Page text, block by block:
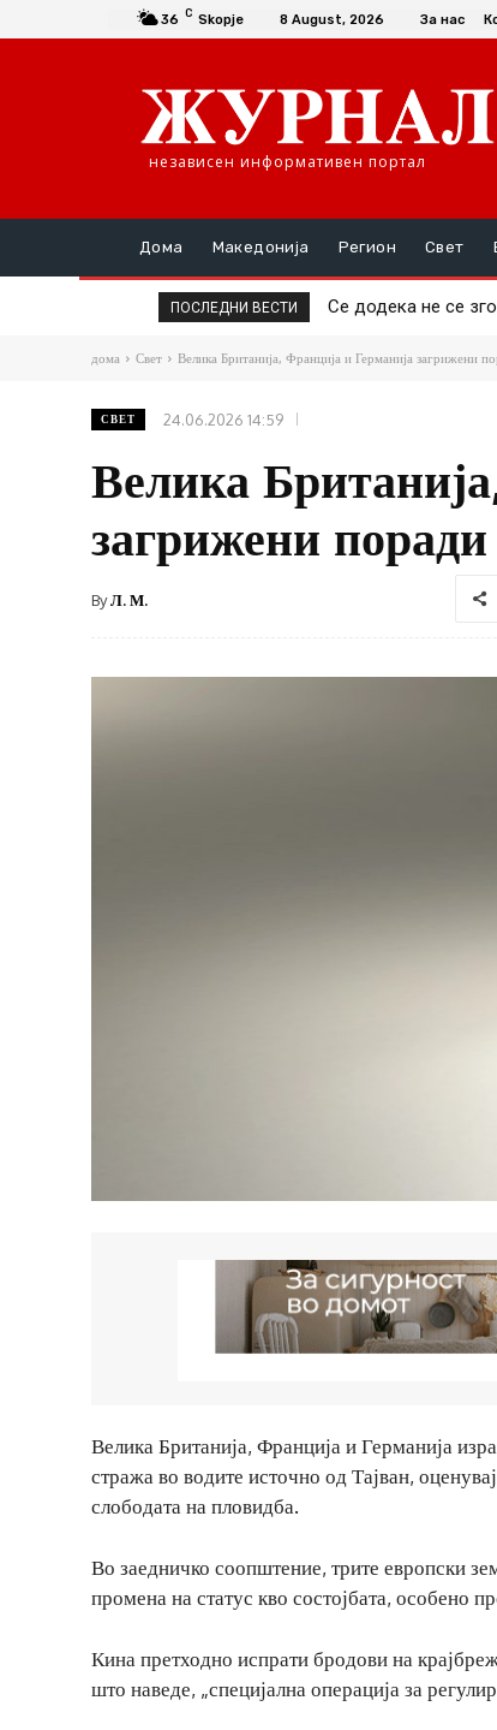
36 C Skopje 8 August, 2026 За нас
независен информативен портал
Дома Македонија Регион Свет
ПОСЛЕДНИ ВЕСТИ Се додека не се
Да се купи или да
дома Свет Велика Британија, Франција и Германија загрижени
СВЕТ 24.06.2026 14:59
Велика
загрижени
ByЛ. М.
Велика Британија, Франција и Германија
стража во водите источно од Тајван,
слободата на пловидба.
Во заедничко соопштение, трите европски
промена на статус кво состојбата, особено
Кина претходно испрати бродови на
што наведе, „специјална операција за